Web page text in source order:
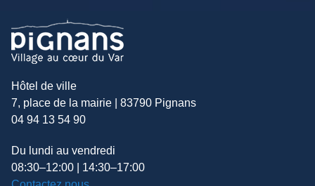
Hôtel de ville
7, place de la mairie | 83790 Pignans
04 94 13 54 90
Du lundi au vendredi
08:30–12:00 | 14:30–17:00